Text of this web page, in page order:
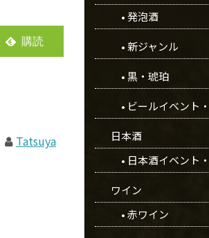
Tatsuya
• 発泡酒
• 新ジャンル
• 黒・琥珀
• ビールイベント
日本酒
• 日本酒イベント
ワイン
• 赤ワイン